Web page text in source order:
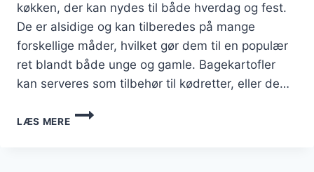
køkken, der kan nydes til både hverdag og fest.
De er alsidige og kan tilberedes på mange
forskellige måder, hvilket gør dem til en populær
ret blandt både unge og gamle. Bagekartofler
kan serveres som tilbehør til kødretter, eller de…
LÆS MERE
BAGEKARTOFLER
TIL